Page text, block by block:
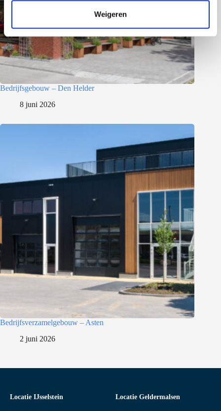
t
e
Weigeren
Bedrijfsgebouw – Den Helder
8 juni 2026
Bedrijfsverzamelgebouw – Asten
2 juni 2026
Locatie IJsselstein Locatie Geldermalsen